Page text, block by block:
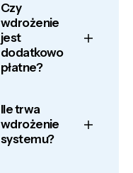
Czy
wdrożenie
jest
dodatkowo
płatne?
Ile trwa
wdrożenie
systemu?